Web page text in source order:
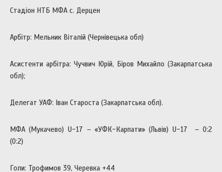
Стадіон НТБ МФА с. Дерцен
Арбітр: Мельник Віталій (Чернівецька обл)
Асистенти арбітра: Чучвич Юрій, Біров Михайло (Закарпатська
обл);
Делегат УАФ: Іван Староста (Закарпатська обл).
МФА (Мукачево) U-17 – «УФК-Карпати» (Львів) U-17 – 0:2
(0:2)
Голи: Трофимов 39, Черевка +44